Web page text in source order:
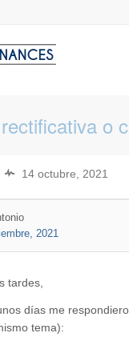
o
14 octubre, 2021
2021
tardes,
días me
tema):